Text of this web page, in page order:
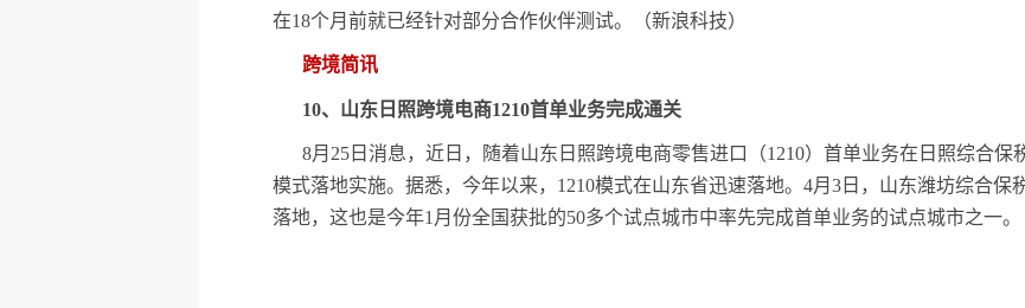
在18个月前就已经针对部分合作伙伴测试。（新浪科技）
跨境简讯
10、山东日照跨境电商1210首单业务完成通关
8月25日消息，近日，随着山东日照跨境电商零售进口（1210）首单业务在日照综合保
模式落地实施。据悉，今年以来，1210模式在山东省迅速落地。4月3日，山东潍坊综合保
落地，这也是今年1月份全国获批的50多个试点城市中率先完成首单业务的试点城市之一。